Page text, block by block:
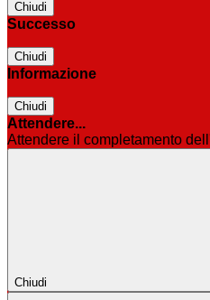
Chiudi
Successo
Chiudi
Informazione
Chiudi
Attendere...
Attendere il completamento
Chiudi